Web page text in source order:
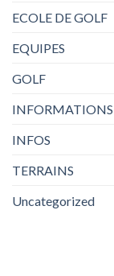
ECOLE DE GOLF
EQUIPES
GOLF
INFORMATIONS
INFOS
TERRAINS
Uncategorized